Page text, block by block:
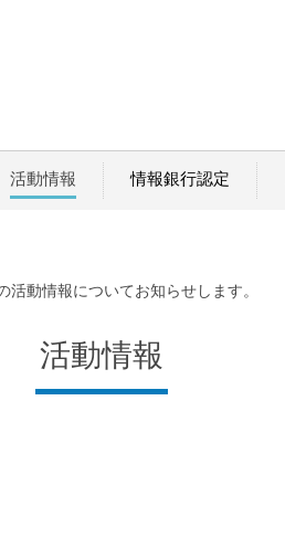
活動情報 情報銀行認定
活動情報についてお知らせします。
活動情報